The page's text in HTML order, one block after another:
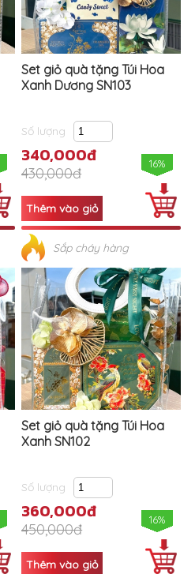
Set giỏ quà tặng Túi Hoa
Xanh Dương SN103
Số lượng
340,000đ
430,000đ
16%
Sắp cháy hàng
Set giỏ quà tặng Túi Hoa
Xanh SN102
Số lượng
360,000đ
450,000đ
16%